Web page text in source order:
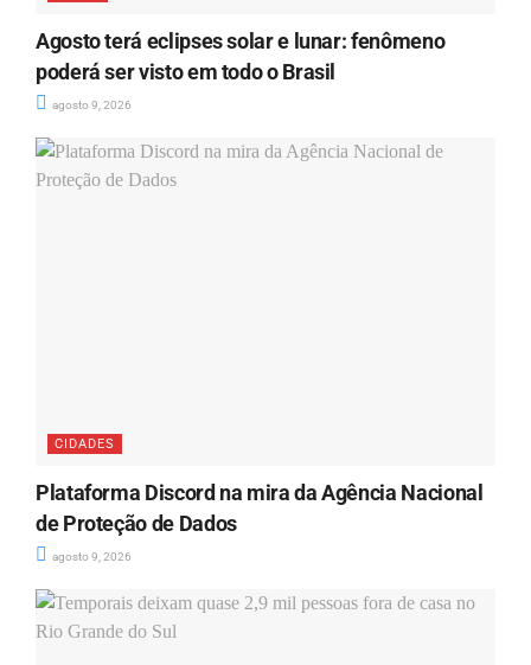
Agosto terá eclipses solar e lunar: fenômeno
poderá ser visto em todo o Brasil
agosto 9, 2026
CIDADES
Plataforma Discord na mira da Agência Nacional
de Proteção de Dados
agosto 9, 2026